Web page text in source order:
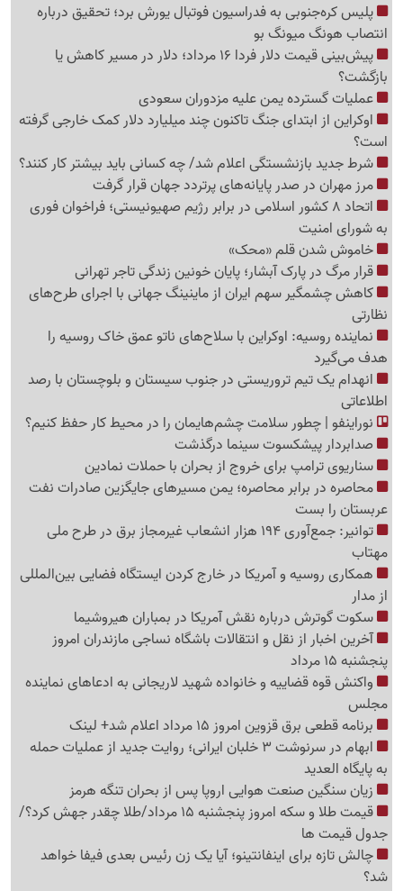
پلیس کره‌جنوبی به فدراسیون فوتبال یورش برد؛ تحقیق درباره
انتصاب هونگ میونگ بو
پیش‌بینی قیمت دلار فردا 16 مرداد؛ دلار در مسیر کاهش یا
بازگشت؟
عملیات گسترده یمن علیه مزدوران سعودی
اوکراین از ابتدای جنگ تاکنون چند میلیارد دلار کمک خارجی گرفته
است؟
شرط جدید بازنشستگی اعلام شد/ چه کسانی باید بیشتر کار کنند؟
مرز مهران در صدر پایانه‌های پرتردد جهان قرار گرفت
اتحاد 8 کشور اسلامی در برابر رژیم صهیونیستی؛ فراخوان فوری
به شورای امنیت
خاموش شدن قلم «محک»
قرار مرگ در پارک آبشار؛ پایان خونین زندگی تاجر تهرانی
کاهش چشمگیر سهم ایران از ماینینگ جهانی با اجرای طرح‌های
نظارتی
نماینده روسیه: اوکراین با سلاح‌های ناتو عمق خاک روسیه را
هدف می‌گیرد
انهدام یک تیم تروریستی در جنوب سیستان و بلوچستان با رصد
اطلاعاتی
نوراینفو | چطور سلامت چشم‌هایمان را در محیط کار حفظ کنیم؟
صدابردار پیشکسوت سینما درگذشت
سناریوی ترامپ برای خروج از بحران با حملات نمادین
محاصره در برابر محاصره؛ یمن مسیرهای جایگزین صادرات نفت
عربستان را بست
توانیر: جمع‌آوری 194 هزار انشعاب غیرمجاز برق در طرح ملی
مهتاب
همکاری روسیه و آمریکا در خارج کردن ایستگاه فضایی بین‌المللی
از مدار
سکوت گوترش درباره نقش آمریکا در بمباران هیروشیما
آخرین اخبار از نقل و انتقالات باشگاه نساجی مازندران امروز
پنجشنبه 15 مرداد
واکنش قوه قضاییه و خانواده شهید لاریجانی به ادعاهای نماینده
مجلس
برنامه قطعی برق قزوین امروز 15 مرداد اعلام شد+ لینک
ابهام در سرنوشت 3 خلبان ایرانی؛ روایت جدید از عملیات حمله
به پایگاه العدید
زیان سنگین صنعت هوایی اروپا پس از بحران تنگه هرمز
قیمت طلا و سکه امروز پنجشنبه 15 مرداد/طلا چقدر جهش کرد؟/
جدول قیمت ها
چالش تازه برای اینفانتینو؛ آیا یک زن رئیس بعدی فیفا خواهد
شد؟